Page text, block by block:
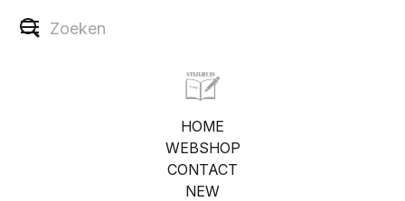
HOME
WEBSHOP
CONTACT
NEW